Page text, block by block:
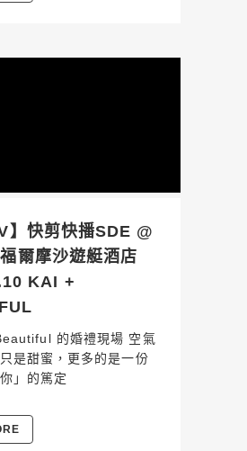
】快剪快播SDE @
爾摩沙遊艇酒店
KAI +
的婚禮現場 空氣
是甜蜜，更多的是一份
」的篤定